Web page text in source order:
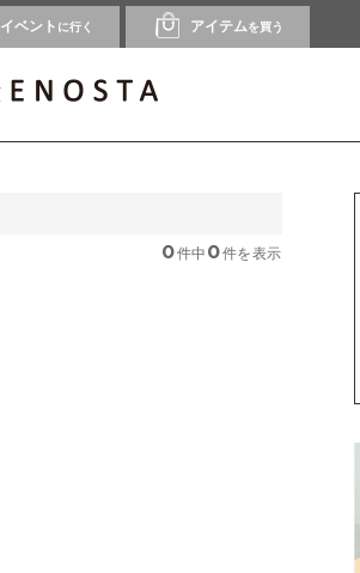
イベント に行く アイテムを買う
0件中 0件を表示